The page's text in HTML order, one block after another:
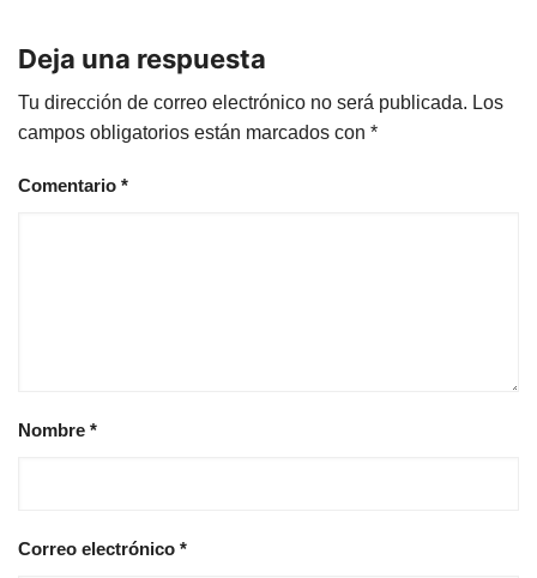
Deja una respuesta
Tu dirección de correo electrónico no será publicada. Los
campos obligatorios están marcados con *
Comentario *
Nombre *
Correo electrónico *